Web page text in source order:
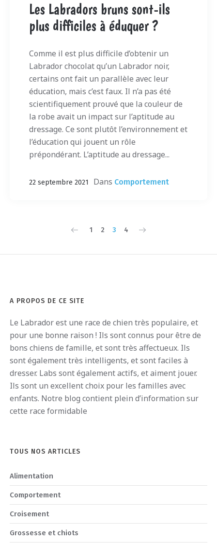
Les Labradors bruns sont-ils
plus difficiles à éduquer ?
Comme il est plus difficile d’obtenir un
Labrador chocolat qu’un Labrador noir,
certains ont fait un parallèle avec leur
éducation, mais c’est faux. Il n’a pas été
scientifiquement prouvé que la couleur de
la robe avait un impact sur l’aptitude au
dressage. Ce sont plutôt l’environnement et
l’éducation qui jouent un rôle
prépondérant. L’aptitude au dressage...
22 septembre 2021 Dans Comportement
1 2 3 4
A PROPOS DE CE SITE
Le Labradorest une race de chien très populaire, et
pour une bonne raison ! Ils sontconnus pourêtre de
bons chiens de famille, etsonttrès affectueux. Ils
sontégalementtrès intelligents, etsontfaciles à
dresser. Labs sontégalementactifs, etaiment jouer.
Ils sont un excellentchoix pour les familles avec
enfants. Notre blog contient plein d’information sur
cette race formidable
TOUS NOS ARTICLES
Alimentation
Comportement
Croisement
Grossesse et chiots